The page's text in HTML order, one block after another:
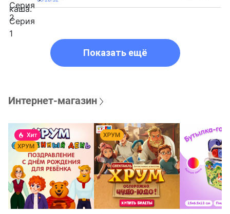
Показать ещё
Интернет-магазин